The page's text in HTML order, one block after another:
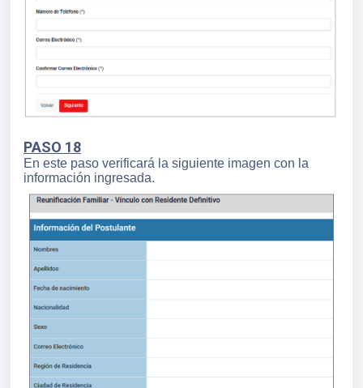
PASO 18
En este paso verificará la siguiente imagen con la
información ingresada.